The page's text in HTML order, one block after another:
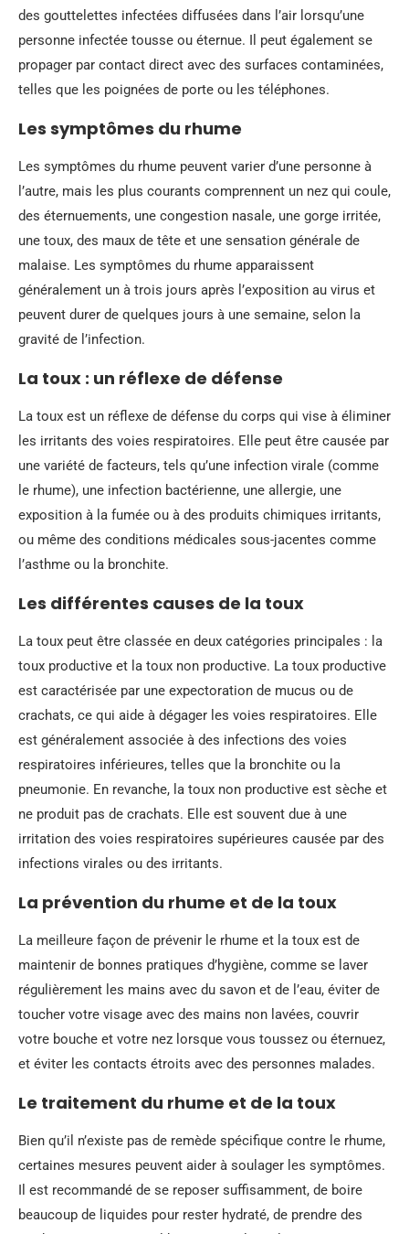
des gouttelettes infectées diffusées dans l’air lorsqu’une
personne infectée tousse ou éternue. Il peut également se
propager par contact direct avec des surfaces contaminées,
telles que les poignées de porte ou les téléphones.
Les symptômes du rhume
Les symptômes du rhume peuvent varier d’une personne à
l’autre, mais les plus courants comprennent un nez qui coule,
des éternuements, une congestion nasale, une gorge irritée,
une toux, des maux de tête et une sensation générale de
malaise. Les symptômes du rhume apparaissent
généralement un à trois jours après l’exposition au virus et
peuvent durer de quelques jours à une semaine, selon la
gravité de l’infection.
La toux : un réflexe de défense
La toux est un réflexe de défense du corps qui vise à éliminer
les irritants des voies respiratoires. Elle peut être causée par
une variété de facteurs, tels qu’une infection virale (comme
le rhume), une infection bactérienne, une allergie, une
exposition à la fumée ou à des produits chimiques irritants,
ou même des conditions médicales sous-jacentes comme
l’asthme ou la bronchite.
Les différentes causes de la toux
La toux peut être classée en deux catégories principales : la
toux productive et la toux non productive. La toux productive
est caractérisée par une expectoration de mucus ou de
crachats, ce qui aide à dégager les voies respiratoires. Elle
est généralement associée à des infections des voies
respiratoires inférieures, telles que la bronchite ou la
pneumonie. En revanche, la toux non productive est sèche et
ne produit pas de crachats. Elle est souvent due à une
irritation des voies respiratoires supérieures causée par des
infections virales ou des irritants.
La prévention du rhume et de la toux
La meilleure façon de prévenir le rhume et la toux est de
maintenir de bonnes pratiques d’hygiène, comme se laver
régulièrement les mains avec du savon et de l’eau, éviter de
toucher votre visage avec des mains non lavées, couvrir
votre bouche et votre nez lorsque vous toussez ou éternuez,
et éviter les contacts étroits avec des personnes malades.
Le traitement du rhume et de la toux
Bien qu’il n’existe pas de remède spécifique contre le rhume,
certaines mesures peuvent aider à soulager les symptômes.
Il est recommandé de se reposer suffisamment, de boire
beaucoup de liquides pour rester hydraté, de prendre des